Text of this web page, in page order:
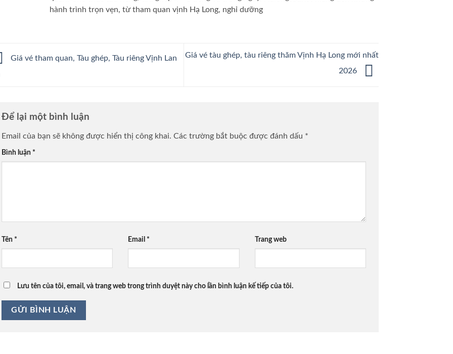
hành trình trọn vẹn, từ tham quan vịnh Hạ Long, nghỉ dưỡng
Giá vé tham quan, Tàu ghép, Tàu riêng Vịnh Lan
Giá vé tàu ghép, tàu riêng thăm Vịnh Hạ Long mới nhất
2026
Để lại một bình luận
Email của bạn sẽ không được hiển thị công khai. Các trường bắt buộc được đánh dấu *
Bình luận *
Tên * Email * Trang web
Lưu tên của tôi, email, và trang web trong trình duyệt này cho lần bình luận kế tiếp của tôi.